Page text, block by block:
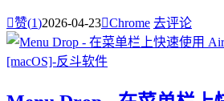
赞(1)2026-04-23Chrome 去评论